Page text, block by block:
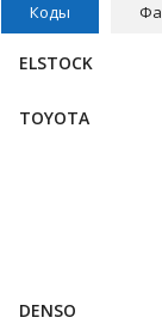
Коды
ELSTOCK
TOYOTA
DENSO